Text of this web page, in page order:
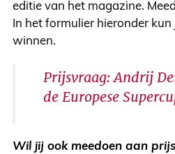
editie van het magazine.
In het formulier hieronder
winnen.
Prijsvraag: Andrij
de Europese
Wil jij ook meedoen aan